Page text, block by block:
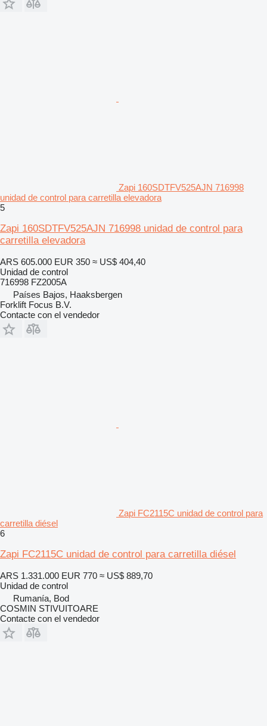
Zapi 160SDTFV525AJN 716998
unidad de control para carretilla elevadora
5
Zapi 160SDTFV525AJN 716998 unidad de control para
carretilla elevadora
ARS 605.000 EUR 350 ≈ US$ 404,40
Unidad de control
716998 FZ2005A
Países Bajos, Haaksbergen
Forklift Focus B.V.
Contacte con el vendedor
Zapi FC2115C unidad de control para
carretilla diésel
6
Zapi FC2115C unidad de control para carretilla diésel
ARS 1.331.000 EUR 770 ≈ US$ 889,70
Unidad de control
Rumanía, Bod
COSMIN STIVUITOARE
Contacte con el vendedor